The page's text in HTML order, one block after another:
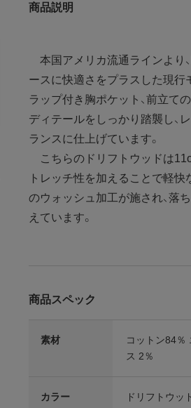
商品説明
本国アメリカ流通ラインより
ースに快適さをプラスした現行
ラップ付き胸ポケット、前立て
ディテールをしっかり踏襲し、
ランスに仕上げています。
こちらのドリフトウッドは
トレッチ性を加えることで軽
のウォッシュ加工が施され、落
えています。
商品スペック
素材
コットン84％
ス 2％
カラー ドリフトウッ